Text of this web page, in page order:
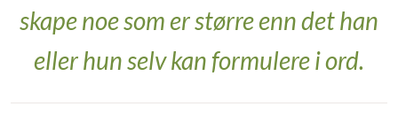
skape noe som er større enn det han
eller hun selv kan formulere i ord.